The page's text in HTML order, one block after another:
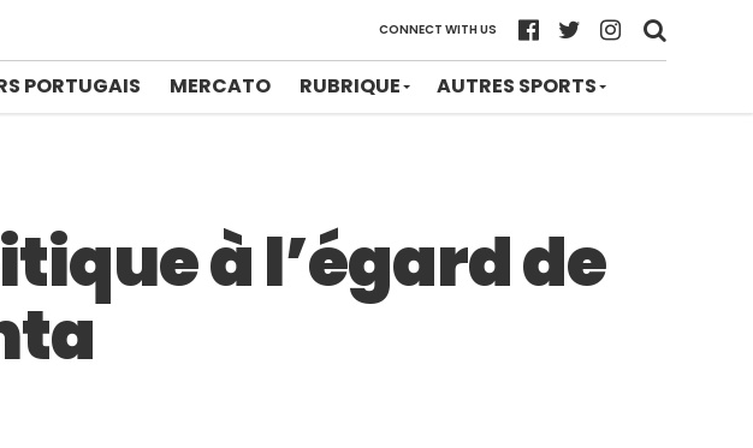
CONNECT WITH US
PORTUGAIS MERCATO RUBRIQUE AUTRES SPORTS
à l’égard de